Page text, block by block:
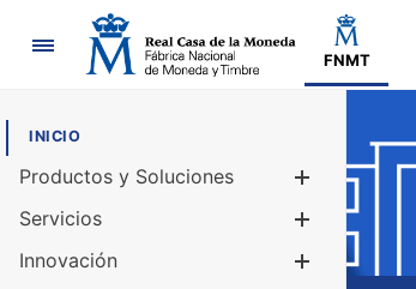
Navegación
FNMT
INICIO
Productos y Soluciones
Servicios
Innovación